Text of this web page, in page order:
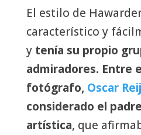
El estilo de
característico y
y tenía su propio
admiradores. Entre
fotógrafo, Oscar
considerado el
artística, que